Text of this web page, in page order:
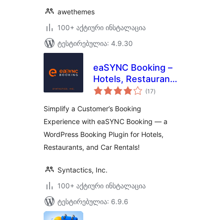
awethemes
100+ აქტიური ინსტალაცია
ტესტირებულია: 4.9.30
eaSYNC Booking –
Hotels, Restaurants
& Car Rentals
(17საერთო
რეიტინგი
)
Simplify a Customer’s Booking
Experience with eaSYNC Booking — a
WordPress Booking Plugin for Hotels,
Restaurants, and Car Rentals!
Syntactics, Inc.
100+ აქტიური ინსტალაცია
ტესტირებულია: 6.9.6